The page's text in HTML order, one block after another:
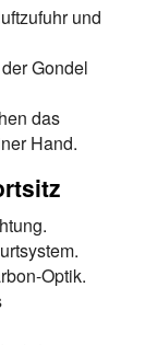
und
Gondel
das
Hand.
Optik.